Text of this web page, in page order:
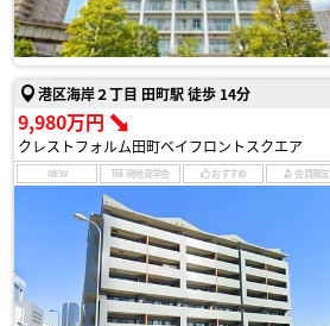
港区海岸２丁目 田町駅 徒歩 14分
9,980万円
クレストフォルム田町ベイフロントスクエア
NEW 現地見学会 おすすめ 会員限定